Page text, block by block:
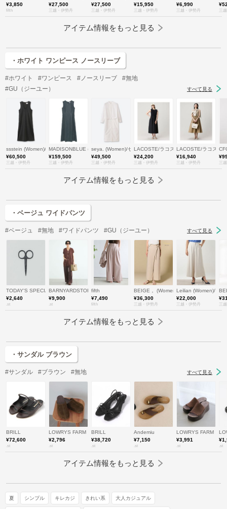
¥3,850
fifth
¥27,500
三越・伊勢丹
¥27,500
三越・伊勢丹
¥15,950
三越・伊勢丹
¥6,990
三越・伊勢丹 三
アイテム情報をもっと見る
・ホワイト ワンピース ノースリーブ
#ホワイト #ワンピース #ノースリーブ
#無地
#GU（ジーユー）
すべて見る
ssstein (Women)/シュタイン
¥60,500
三越・伊勢丹
MADISONBLUE (Women)/マディソンブルー
¥159,500
三越・伊勢丹
seya. (Women)/セヤ
¥49,500
三越・伊勢丹
LACOSTE/ラコステ
¥24,200
三越・伊勢丹
LACOSTE/ラコステ
¥16,940
三越・伊勢丹 三
アイテム情報をもっと見る
・ベージュ ワイドパンツ
#ベージュ #無地 #ワイドパンツ #GU（ジーユー） すべて見る
TODAY'S SPECIAL
¥2,640
.st
BARNYARDSTORM
¥9,900
.st
fifth
¥7,490
fifth
BEIGE， (Women)/ベイジ，
¥36,300
三越・伊勢丹
Leilian (Women)/レリ
¥22,000
三越・伊勢丹 三
アイテム情報をもっと見る
・サンダル ブラウン
#サンダル #ブラウン #無地 すべて見る
BRILL
¥72,600
.st
LOWRYS FARM
¥2,796
.st
BRILL
¥38,720
.st
Andemiu
¥7,150
.st
LOWRYS FARM
¥3,991
.st .st
アイテム情報をもっと見る
夏 シンプル キレカジ きれい系 大人カジュアル